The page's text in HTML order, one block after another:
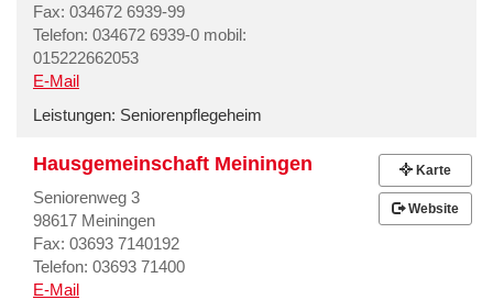
Fax: 034672 6939-99
Telefon: 034672 6939-0 mobil:
015222662053
E-Mail
Leistungen: Seniorenpflegeheim
Hausgemeinschaft Meiningen
Seniorenweg 3
98617 Meiningen
Fax: 03693 7140192
Telefon: 03693 71400
E-Mail
Karte
Website